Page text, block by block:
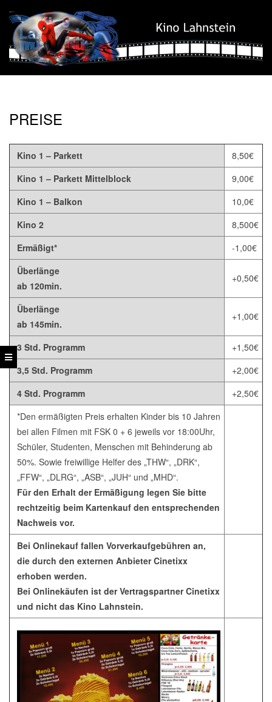
content
Kino
MenuPREISE
Kino 1 – Parkett
8,50€
Kino 1 – Parkett Mittelblock
9,00€
Kino 1 – Balkon
10,0€
Kino 2
8,500€
Ermäßigt*
-1,00€
Überlänge
ab 120min.
+0,50€
Überlänge
ab 145min.
+1,00€
3 Std. Programm
+1,50€
3,5 Std. Programm
+2,00€
4 Std. Programm
+2,50€
*Den ermäßigten Preis erhalten Kinder bis 10 Jahren
bei allen Filmen mit FSK 0 + 6 jeweils vor 18:00Uhr,
Schüler, Studenten, Menschen mit Behinderung ab
50%. Sowie freiwillige Helfer des „THW“, „DRK“,
„FFW“, „DLRG“, „ASB“, „JUH“ und „MHD“.
Für den Erhalt der Ermäßigung legen Sie bitte
rechtzeitig beim Kartenkauf den entsprechenden
Nachweis vor.
Bei Onlinekauf fallen Vorverkaufgebühren an,
die durch den externen Anbieter Cinetixx
erhoben werden.
Bei Onlinekäufen ist der Vertragspartner Cinetixx
und nicht das Kino Lahnstein.